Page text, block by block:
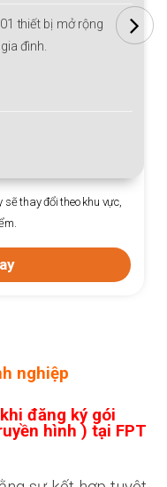
thiết bị mở rộng
đình.
thay đổi theo khu vực,
nghiệp
đăng ký gói
hình ) tại FPT